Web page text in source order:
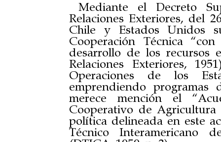
Mediante el Decreto
Relaciones Exteriores, del
Chile y Estados Unidos
Cooperación Técnica
desarrollo de los recursos
Relaciones Exteriores,
Operaciones de los
emprendiendo programas
merece mención el
Cooperativo de
política delineada en este
Técnico Interamericano